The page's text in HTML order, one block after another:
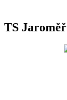
TS Jaroměř